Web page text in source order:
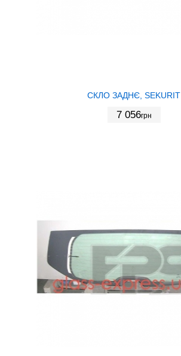
СКЛО ЗАДНЄ, SEKURIT
7 056грн